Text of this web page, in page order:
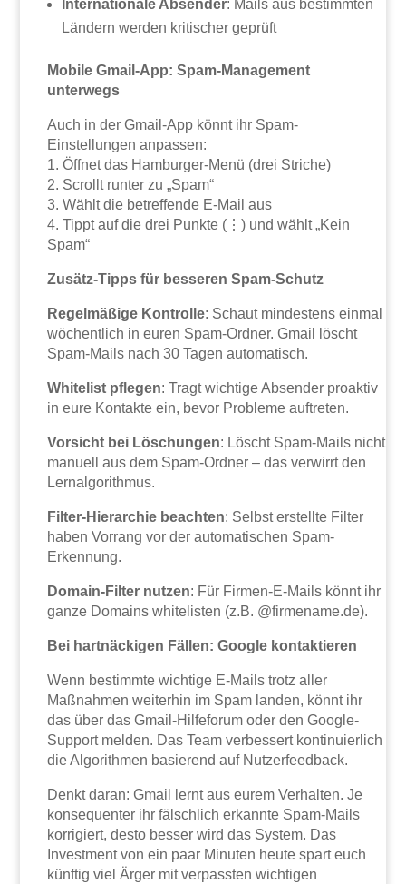
Internationale Absender: Mails aus bestimmten
Ländern werden kritischer geprüft
Mobile Gmail-App: Spam-Management
unterwegs
Auch in der Gmail-App könnt ihr Spam-
Einstellungen anpassen:
1. Öffnet das Hamburger-Menü (drei Striche)
2. Scrollt runter zu „Spam“
3. Wählt die betreffende E-Mail aus
4. Tippt auf die drei Punkte (⋮) und wählt „Kein
Spam“
Zusätz-Tipps für besseren Spam-Schutz
Regelmäßige Kontrolle: Schaut mindestens einmal
wöchentlich in euren Spam-Ordner. Gmail löscht
Spam-Mails nach 30 Tagen automatisch.
Whitelist pflegen: Tragt wichtige Absender proaktiv
in eure Kontakte ein, bevor Probleme auftreten.
Vorsicht bei Löschungen: Löscht Spam-Mails nicht
manuell aus dem Spam-Ordner – das verwirrt den
Lernalgorithmus.
Filter-Hierarchie beachten: Selbst erstellte Filter
haben Vorrang vor der automatischen Spam-
Erkennung.
Domain-Filter nutzen: Für Firmen-E-Mails könnt ihr
ganze Domains whitelisten (z.B. @firmename.de).
Bei hartnäckigen Fällen: Google kontaktieren
Wenn bestimmte wichtige E-Mails trotz aller
Maßnahmen weiterhin im Spam landen, könnt ihr
das über das Gmail-Hilfeforum oder den Google-
Support melden. Das Team verbessert kontinuierlich
die Algorithmen basierend auf Nutzerfeedback.
Denkt daran: Gmail lernt aus eurem Verhalten. Je
konsequenter ihr fälschlich erkannte Spam-Mails
korrigiert, desto besser wird das System. Das
Investment von ein paar Minuten heute spart euch
künftig viel Ärger mit verpassten wichtigen